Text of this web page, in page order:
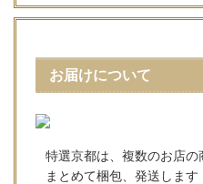
お届けについて
特選京都は、複数のお店
まとめて梱包、発送します